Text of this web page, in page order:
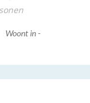
Woont in -